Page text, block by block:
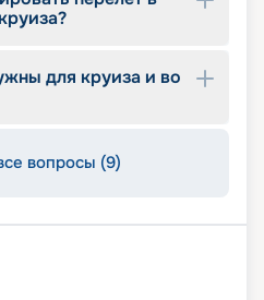
для круиза и во
вопросы (9)